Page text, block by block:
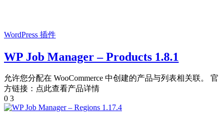
WordPress 插件
WP Job Manager – Products 1.8.1
允许您分配在 WooCommerce 中创建的产品与列表相关联。 官
方链接：点此查看产品详情
0 3